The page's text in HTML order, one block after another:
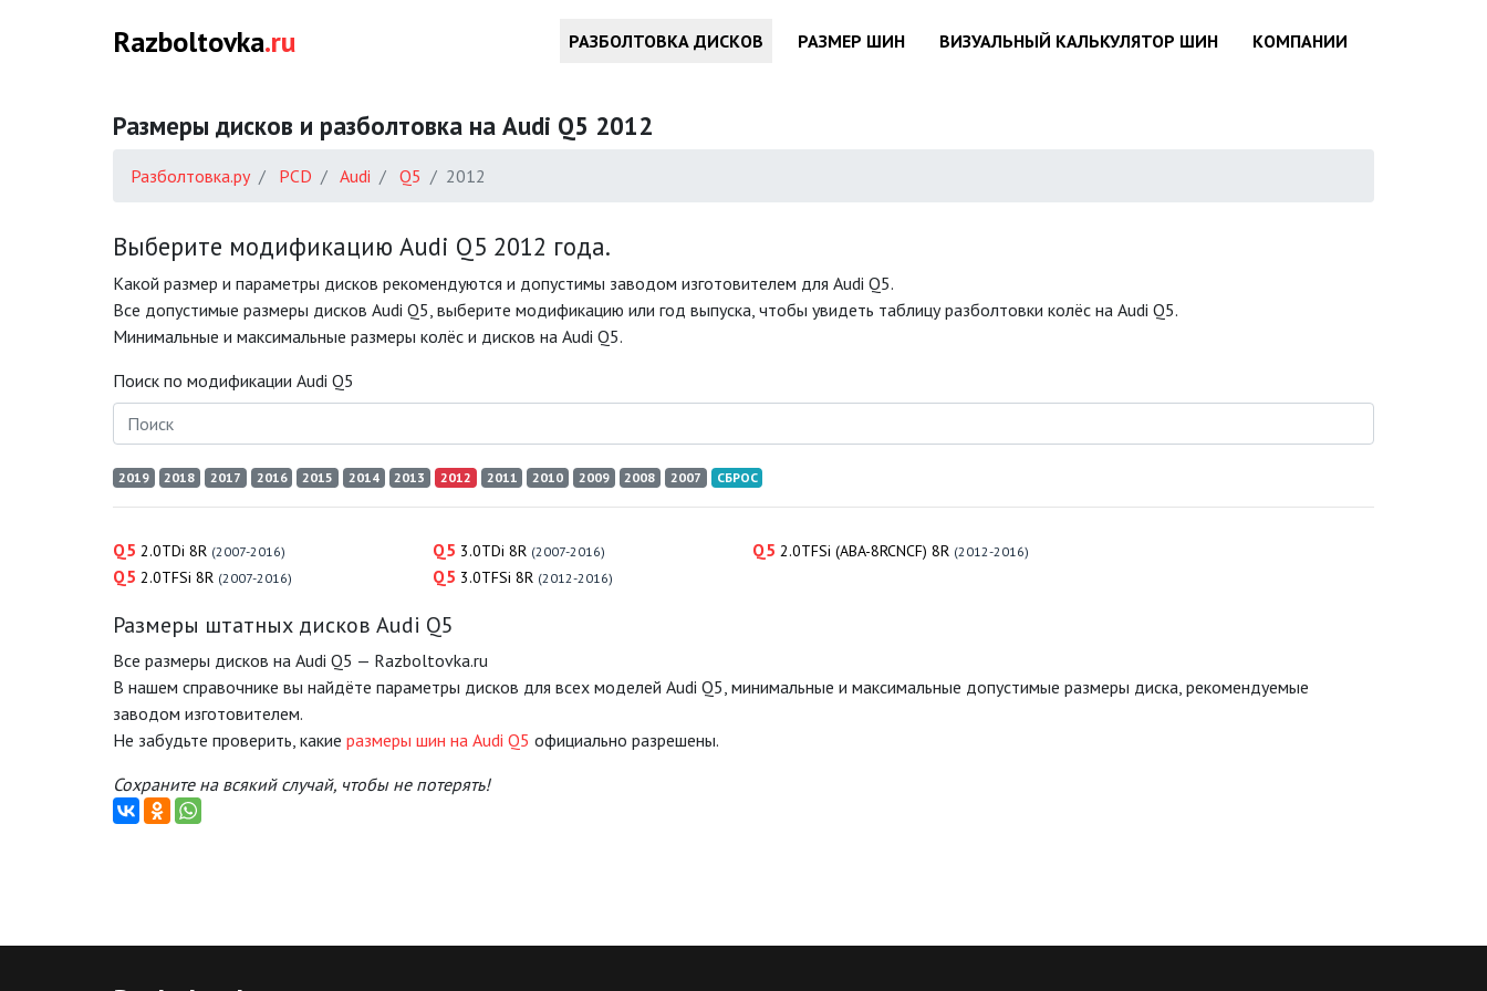
Razboltovka.ru РАЗБОЛТОВКА ДИСКОВ РАЗМЕР ШИН ВИЗУАЛЬНЫЙ КАЛЬКУЛЯТОР ШИН КОМПАНИИ
Размеры дисков и разболтовка на Audi Q5 2012
Разболтовка.ру PCD Audi Q5 2012
Выберите модификацию Audi Q5 2012 года.
Какой размер и параметры дисков рекомендуются и допустимы заводом изготовителем для Audi Q5.
Все допустимые размеры дисков Audi Q5, выберите модификацию или год выпуска, чтобы увидеть таблицу разболтовки колёс на Audi Q5.
Минимальные и максимальные размеры колёс и дисков на Audi Q5.
Поиск по модификации Audi Q5
2019 2018 2017 2016 2015 2014 2013 2012 2011 2010 2009 2008 2007 СБРОС
Q5 2.0TDi 8R (2007-2016)
Q5 2.0TFSi 8R (2007-2016)
Q5 3.0TDi 8R (2007-2016)
Q5 3.0TFSi 8R (2012-2016)
Q5 2.0TFSi (ABA-8RCNCF) 8R (2012-2016)
Размеры штатных дисков Audi Q5
Все размеры дисков на Audi Q5 — Razboltovka.ru
В нашем справочнике вы найдёте параметры дисков для всех моделей Audi Q5, минимальные и максимальные допустимые размеры диска, рекомендуемые
заводом изготовителем.
Не забудьте проверить, какие размеры шин на Audi Q5 официально разрешены.
Сохраните на всякий случай, чтобы не потерять!